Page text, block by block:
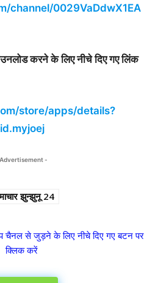
channel/0029VaDdwX1EA
करने के लिए नीचे दिए गए लिंक
store/apps/details?
-
झुन्झुनू 24
चैनल से जुड़ने के लिए नीचे दिए गए बटन पर
क्लिक करें